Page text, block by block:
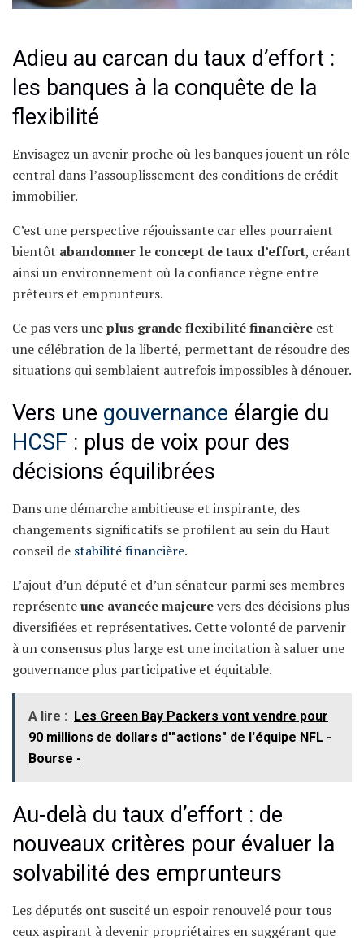
Adieu au carcan du taux d’effort :
les banques à la conquête de la
flexibilité
Envisagez un avenir proche où les banques jouent un rôle
central dans l’assouplissement des conditions de crédit
immobilier.
C’est une perspective réjouissante car elles pourraient
bientôt abandonner le concept de taux d’effort, créant
ainsi un environnement où la confiance règne entre
prêteurs et emprunteurs.
Ce pas vers uneplus grande flexibilité financière est
une célébration de la liberté, permettant de résoudre des
situations qui semblaient autrefois impossibles à dénouer.
Vers une gouvernance élargie du
HCSF : plus de voix pour des
décisions équilibrées
Dans une démarche ambitieuse et inspirante, des
changements significatifs se profilent au sein du Haut
conseil de stabilité financière.
L’ajout d’un député et d’un sénateur parmi ses membres
représenteune avancée majeurevers des décisions plus
diversifiées et représentatives. Cette volonté de parvenir
à un consensus plus large est une incitation à saluer une
gouvernance plus participative et équitable.
A lire : Les Green Bay Packers vont vendre pour
90 millions de dollars d'"actions" de l'équipe NFL -
Bourse -
Au-delà du taux d’effort : de
nouveaux critères pour évaluer la
solvabilité des emprunteurs
Les députés ont suscité un espoir renouvelé pour tous
ceux aspirant à devenir propriétaires en suggérant que